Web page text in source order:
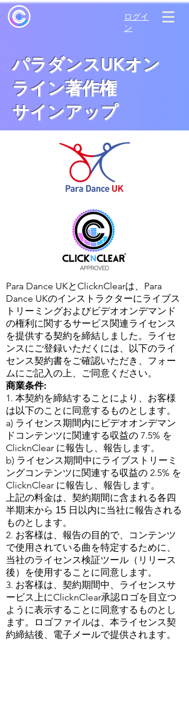
ログイ
ン
パラダンスUKオン
ライン著作権
サインアップ
Para Dance UKとClicknClearは、Para
Dance UKのインストラクターにライブス
トリーミングおよびビデオオンデマンド
の権利に関するサービス関連ライセンス
を提供する契約を締結しました。ライセ
ンスにご登録いただくには、以下のライ
センス契約書をご確認いただき、フォー
ムにご記入の上、ご同意ください。
商業条件:
1. 本契約を締結することにより、お客様
は以下のことに同意するものとします。
a) ライセンス期間内にビデオオンデマン
ドコンテンツに関連する収益の 7.5% を
ClicknClear に報告し、報告します。
b) ライセンス期間中にライブストリーミ
ングコンテンツに関連する収益の 2.5% を
ClicknClear に報告し、報告します。
上記の料金は、契約期間に含まれる各四
半期末から 15 日以内に当社に報告される
ものとします。
2. お客様は、報告の目的で、コンテンツ
で使用されている曲を特定するために、
当社のライセンス検証ツール（リリース
後）を使用することに同意します。
3. お客様は、契約期間中、ライセンスサ
ービス上にClicknClear承認ロゴを目立つ
ように表示することに同意するものとし
ます。ロゴファイルは、本ライセンス契
約締結後、電子メールで提供されます。